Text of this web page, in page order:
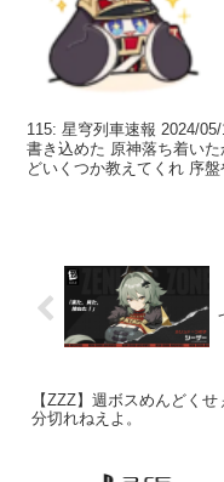
115: 星穹列車速報 2024/
書き込めた 原神落ち着い
どいくつか教えてくれ 序
【ZZZ】週ボスめんどく
分切れねえよ。